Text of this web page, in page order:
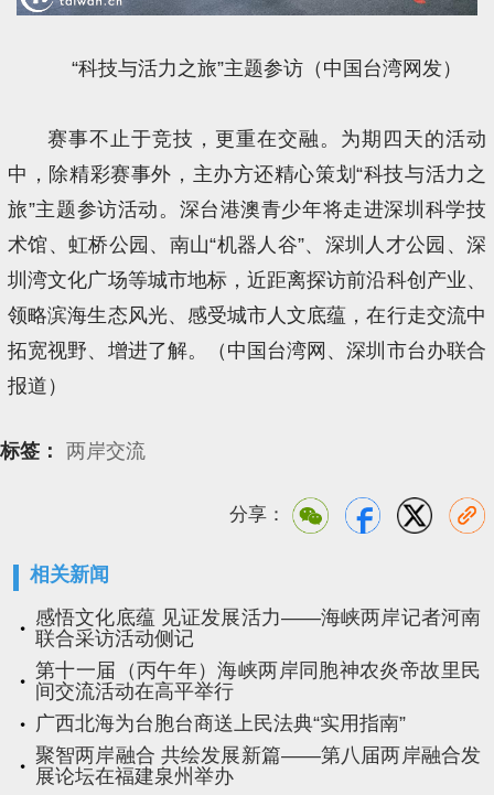
“科技与活力之旅”主题参访（中国台湾网发）
赛事不止于竞技，更重在交融。为期四天的活动
中，除精彩赛事外，主办方还精心策划“科技与活力之
旅”主题参访活动。深台港澳青少年将走进深圳科学技
术馆、虹桥公园、南山“机器人谷”、深圳人才公园、深
圳湾文化广场等城市地标，近距离探访前沿科创产业、
领略滨海生态风光、感受城市人文底蕴，在行走交流中
拓宽视野、增进了解。（中国台湾网、深圳市台办联合
报道）
标签： 两岸交流
分享：
相关新闻
感悟文化底蕴 见证发展活力——海峡两岸记者河南
联合采访活动侧记
第十一届（丙午年）海峡两岸同胞神农炎帝故里民
间交流活动在高平举行
广西北海为台胞台商送上民法典“实用指南”
聚智两岸融合 共绘发展新篇——第八届两岸融合发
展论坛在福建泉州举办